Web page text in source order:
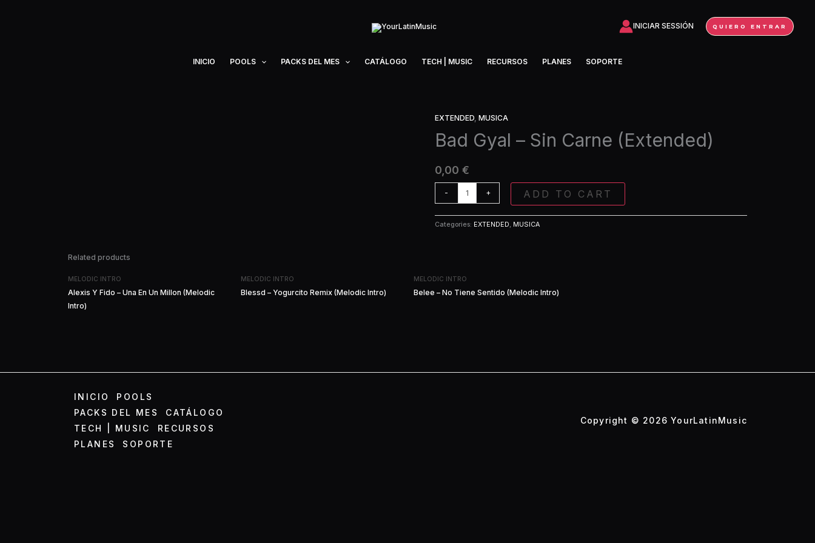
INICIAR SESSIÓN QUIERO ENTRAR
INICIO POOLS PACKS DEL MES CATÁLOGO TECH | MUSIC RECURSOS PLANES SOPORTE
EXTENDED, MUSICA
Bad Gyal – Sin Carne (Extended)
0,00 €
-
Bad
Gyal
-
Carne
+ ADD TO CART
Categories: EXTENDED, MUSICA
Related products
MELODIC INTRO
Alexis Y Fido – Una En Un Millon (Melodic
Intro)
MELODIC INTRO
Blessd – Yogurcito Remix (Melodic Intro)
MELODIC INTRO
Belee – No Tiene Sentido (Melodic Intro)
INICIO
POOLS
PACKS DEL MES
CATÁLOGO
TECH | MUSIC
RECURSOS
PLANES
SOPORTE
Copyright © 2026 YourLatinMusic